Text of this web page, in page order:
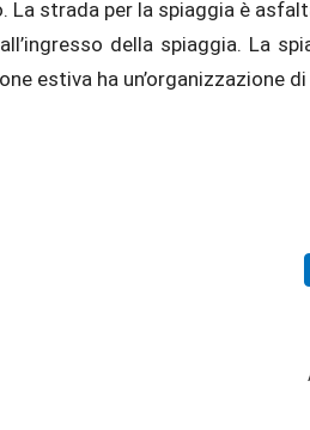
La strada per la spiaggia è
della spiaggia. La
estiva ha un’organizzazione
vedrà sullo sfondo il